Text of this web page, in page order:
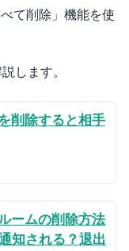
て削除」機能を使
します。
削除すると相手
ームの削除方法
知される？退出